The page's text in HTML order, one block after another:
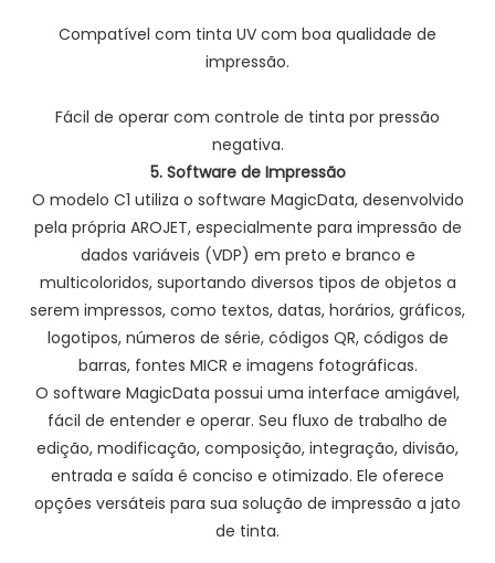
Compatível com tinta UV com boa qualidade de
impressão.
Fácil de operar com controle de tinta por pressão
negativa.
5. Software de Impressão
O modelo C1 utiliza o software MagicData, desenvolvido
pela própria AROJET, especialmente para impressão de
dados variáveis ​​(VDP) em preto e branco e
multicoloridos, suportando diversos tipos de objetos a
serem impressos, como textos, datas, horários, gráficos,
logotipos, números de série, códigos QR, códigos de
barras, fontes MICR e imagens fotográficas.
O software MagicData possui uma interface amigável,
fácil de entender e operar. Seu fluxo de trabalho de
edição, modificação, composição, integração, divisão,
entrada e saída é conciso e otimizado. Ele oferece
opções versáteis para sua solução de impressão a jato
de tinta.